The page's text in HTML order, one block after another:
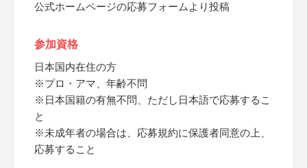
公式ホームページの応募フォームより投稿
参加資格
日本国内在住の方
※プロ・アマ、年齢不問
※日本国籍の有無不問、ただし日本語で応募するこ
と
※未成年者の場合は、応募規約に保護者同意の上、
応募すること